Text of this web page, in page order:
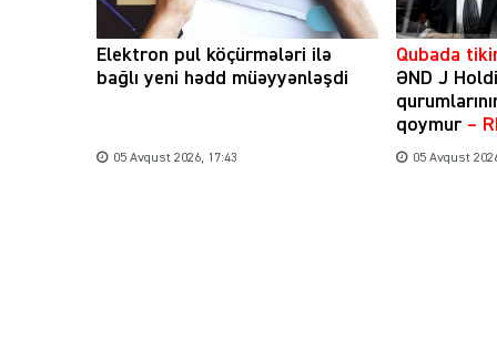
Elektron pul köçürmələri ilə
bağlı yeni hədd müəyyənləşdi
05 Avqust 2026, 17:43
Qubada
ƏND J
qoymur –
05 Avqust